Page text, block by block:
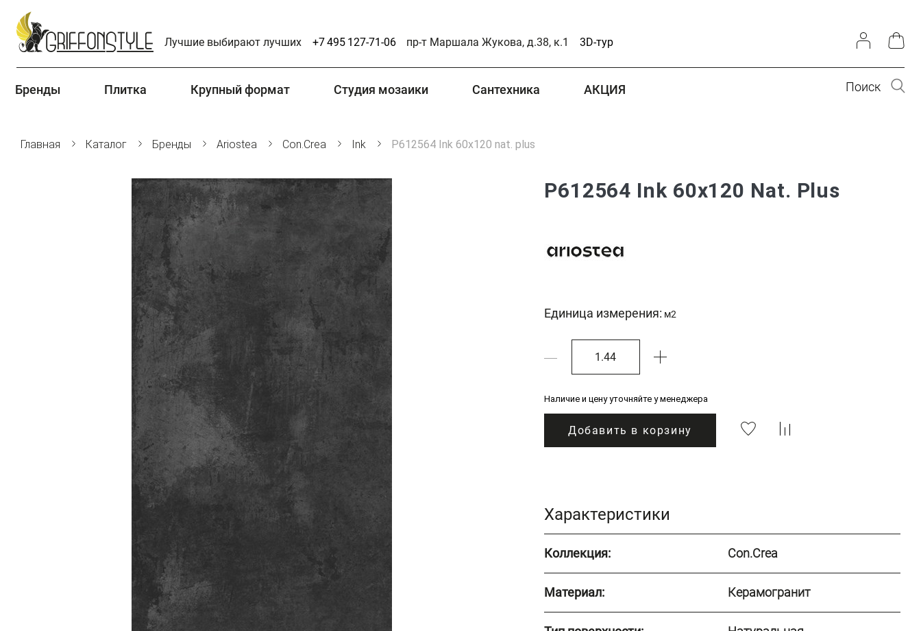
Лучшие выбирают лучших +7 495 127-71-06 пр-т Маршала Жукова, д.38, к.1 3D-тур
Бренды Плитка Крупный формат Студия мозаики Сантехника АКЦИЯ Поиск
Главная Каталог Бренды Ariostea Con.Crea Ink P612564 Ink 60x120 nat. plus
P612564 Ink 60x120 Nat. Plus
Единица измерения: м2
Наличие и цену уточняйте у менеджера
Добавить в корзину
Характеристики
Коллекция: Con.Crea
Материал: Керамогранит